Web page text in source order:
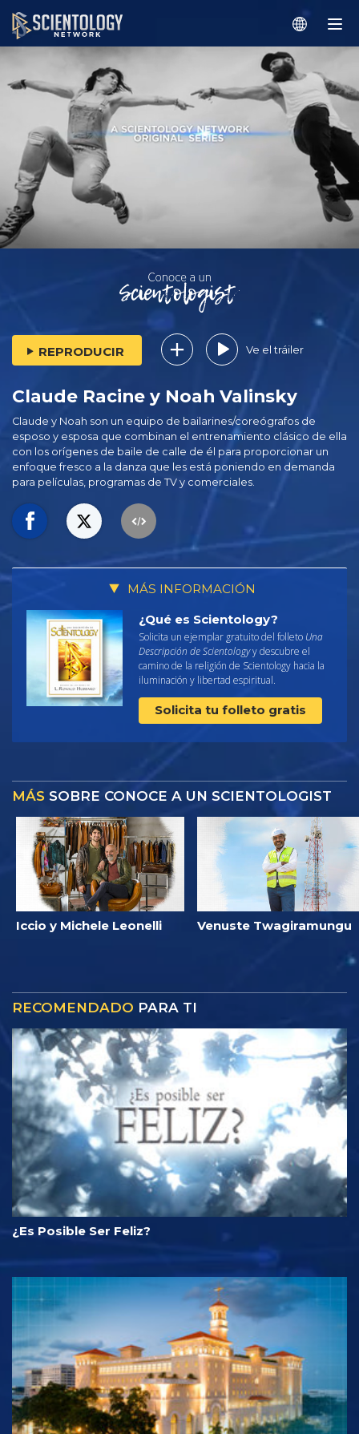
REPRODUCIR Ve el tráiler
Claude Racine y Noah Valinsky
Claude y Noah son un equipo de bailarines/coreógrafos de
esposo y esposa que combinan el entrenamiento clásico de ella
con los orígenes de baile de calle de él para proporcionar un
enfoque fresco a la danza que les está poniendo en demanda
para películas, programas de TV y comerciales.
MÁS INFORMACIÓN
¿Qué es Scientology?
Solicita un ejemplar gratuito del folleto Una
Descripción de Scientologyy descubre el
camino de la religión de Scientology hacia la
iluminación y libertad espiritual.
Solicita tu folleto gratis
MÁS SOBRE CONOCE A UN SCIENTOLOGIST
Iccio y Michele Leonelli Venuste Twagiramungu
RECOMENDADO PARA TI
¿Es Posible Ser Feliz?